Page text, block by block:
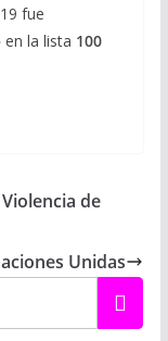
fue
en la lista 100
de
Unidas